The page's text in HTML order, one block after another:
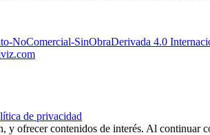
NoComercial-SinObraDerivada 4.0
de privacidad
ofrecer contenidos de interés. Al continuar